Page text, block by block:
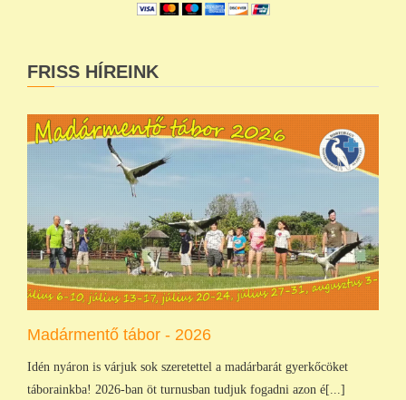
FRISS HÍREINK
Madármentő tábor - 2026
Idén nyáron is várjuk sok szeretettel a madárbarát gyerkőcöket
táborainkba! 2026-ban öt turnusban tudjuk fogadni azon é[...]